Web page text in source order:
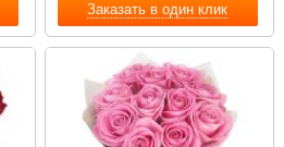
Заказать в один клик